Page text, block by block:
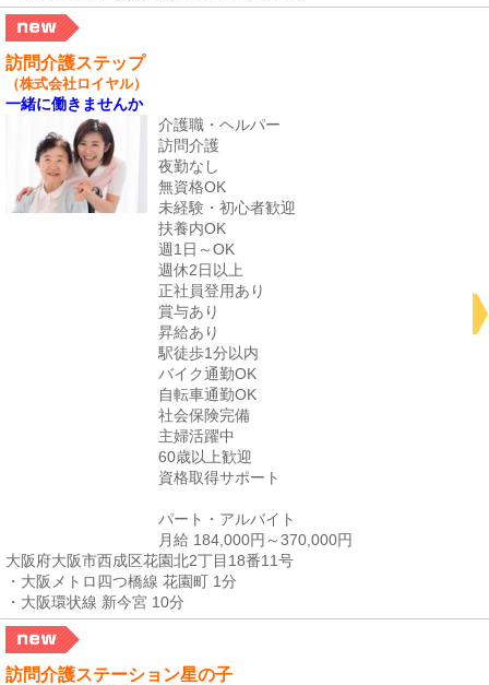
訪問介護ステップ
（株式会社ロイヤル）
一緒に働きませんか
介護職・ヘルパー
訪問介護
夜勤なし
無資格OK
未経験・初心者歓迎
扶養内OK
週1日～OK
週休2日以上
正社員登用あり
賞与あり
昇給あり
駅徒歩1分以内
バイク通勤OK
自転車通勤OK
社会保険完備
主婦活躍中
60歳以上歓迎
資格取得サポート
パート・アルバイト
月給 184,000円～370,000円
大阪府大阪市西成区花園北2丁目18番11号
・大阪メトロ四つ橋線 花園町 1分
・大阪環状線 新今宮 10分
訪問介護ステーション星の子